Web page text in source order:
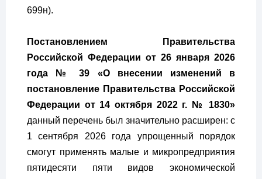
699н).
Постановлением Правительства
Российской Федерации от 26 января 2026
года № 39 «О внесении изменений в
постановление Правительства Российской
Федерации от 14 октября 2022 г. № 1830»
данный перечень был значительно расширен: с
1 сентября 2026 года упрощенный порядок
смогут применять малые и микропредприятия
пятидесяти пяти видов экономической